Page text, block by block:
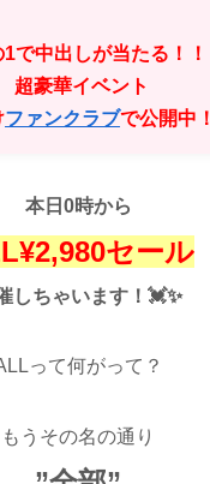
で中出しが当たる！！
超豪華イベント
ファンクラブで公開中！
本日0時から
セール
しちゃいます！💓✨
って何がって？
もうその名の通り